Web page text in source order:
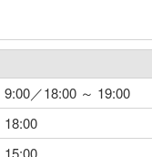
9:00／18:00 ～ 19:00
18:00
15:00